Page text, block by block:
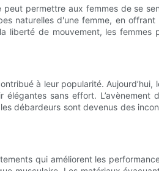
permettre aux femmes de se
naturelles d'une femme, en offrant
liberté de mouvement, les femmes
à leur popularité. Aujourd’hui,
sans effort. L’avènement
débardeurs sont devenus des
qui améliorent les